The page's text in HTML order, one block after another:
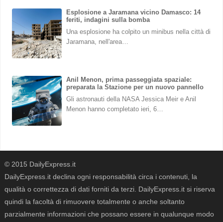
Esplosione a Jaramana vicino Damasco: 14
feriti, indagini sulla bomba
Una esplosione ha colpito un minibus nella città di
Jaramana, nell'area…
Anil Menon, prima passeggiata spaziale:
preparata la Stazione per un nuovo pannello
Gli astronauti della NASA Jessica Meir e Anil
Menon hanno completato ieri, 6…
© 2015 DailyExpress.it
DailyExpress.it declina ogni responsabilità circa i contenuti, la
qualità o correttezza di dati forniti da terzi. DailyExpress.it si riserva
quindi la facoltà di rimuovere totalmente o anche soltanto
parzialmente informazioni che possano essere in qualunque modo